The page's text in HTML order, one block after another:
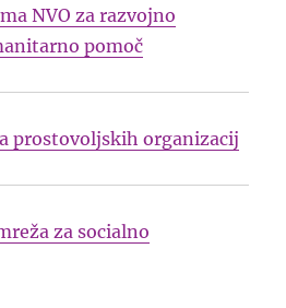
NVO za razvojno
pomoč
prostovoljskih organizacij
za socialno